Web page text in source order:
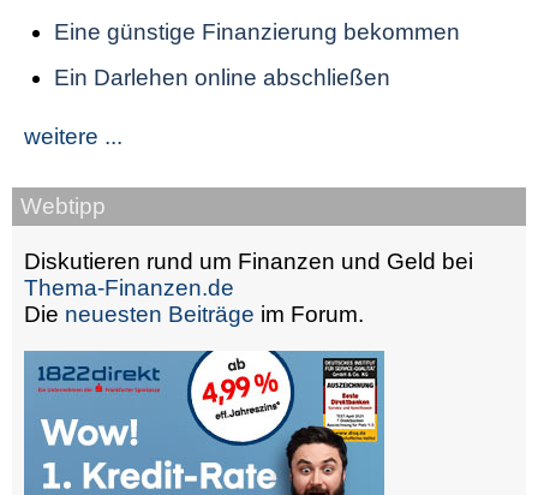
Eine günstige Finanzierung bekommen
Ein Darlehen online abschließen
weitere ...
Webtipp
Diskutieren rund um Finanzen und Geld bei
Thema-Finanzen.de
Die neuesten Beiträge im Forum.